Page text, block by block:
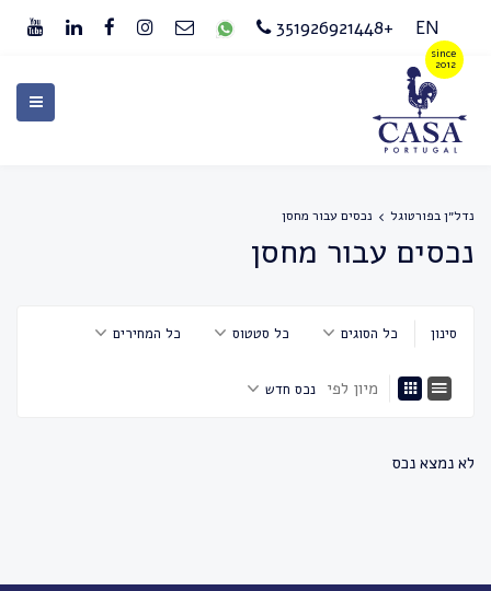
EN
+351926921448
נדל״ן בפורטוגל נכסים עבור מחסן
נכסים עבור מחסן
סינון כל הסוגים כל סטטוס כל המחירים
מיון לפי נכס חדש
לא נמצא נכס